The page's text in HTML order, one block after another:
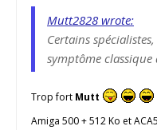
Mutt2828 wrote:
Certains
symptôme classique
Trop fort Mutt
Amiga 500 + 512 Ko et